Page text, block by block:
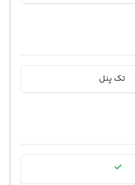
تک پنل